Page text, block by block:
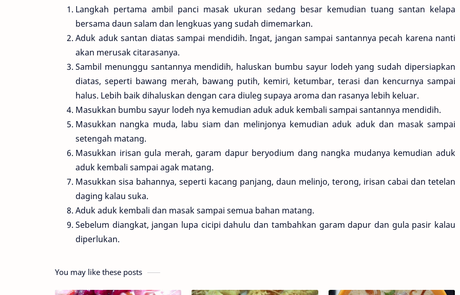
Langkah pertama ambil panci masak ukuran sedang besar kemudian tuang santan kelapa
bersama daun salam dan lengkuas yang sudah dimemarkan.
Aduk aduk santan diatas sampai mendidih. Ingat, jangan sampai santannya pecah karena nanti
akan merusak citarasanya.
Sambil menunggu santannya mendidih, haluskan bumbu sayur lodeh yang sudah dipersiapkan
diatas, seperti bawang merah, bawang putih, kemiri, ketumbar, terasi dan kencurnya sampai
halus. Lebih baik dihaluskan dengan cara diuleg supaya aroma dan rasanya lebih keluar.
Masukkan bumbu sayur lodeh nya kemudian aduk aduk kembali sampai santannya mendidih.
Masukkan nangka muda, labu siam dan melinjonya kemudian aduk aduk dan masak sampai
setengah matang.
Masukkan irisan gula merah, garam dapur beryodium dang nangka mudanya kemudian aduk
aduk kembali sampai agak matang.
Masukkan sisa bahannya, seperti kacang panjang, daun melinjo, terong, irisan cabai dan tetelan
daging kalau suka.
Aduk aduk kembali dan masak sampai semua bahan matang.
Sebelum diangkat, jangan lupa cicipi dahulu dan tambahkan garam dapur dan gula pasir kalau
diperlukan.
You may like these posts